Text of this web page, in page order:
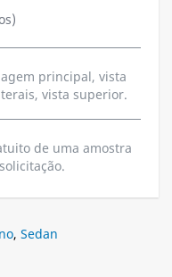
principal, vista
vista superior.
de uma amostra
, Sedan